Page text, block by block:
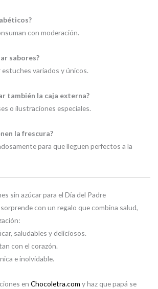
con moderación.
sabores?
estuches variados y únicos.
también la caja externa?
o ilustraciones especiales.
la frescura?
para que lleguen perfectos a la
sin azúcar para el Día del Padre
con un regalo que combina salud,
saludables y deliciosos.
con el corazón.
e inolvidable.
en Chocoletra.com y haz que papá se